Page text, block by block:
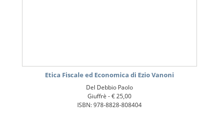
Etica Fiscale ed Economica di Ezio Vanoni
Del Debbio Paolo
Giuffrè -€ 25,00
ISBN: 978-8828-808404